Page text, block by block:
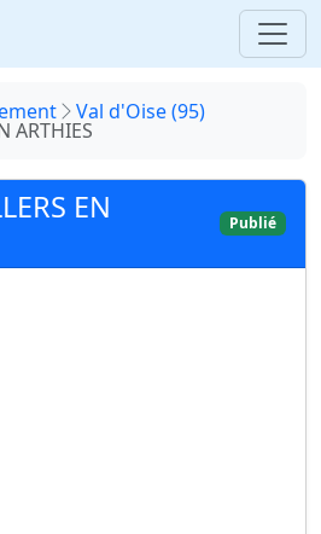
Val d'Oise (95)
ARTHIES
EN
Publié